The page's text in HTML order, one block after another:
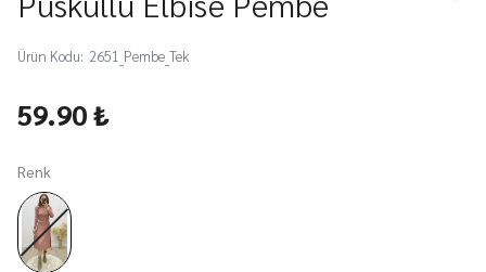
Ürün Kodu: 2651_Pembe_Tek
59.90 ₺
Renk